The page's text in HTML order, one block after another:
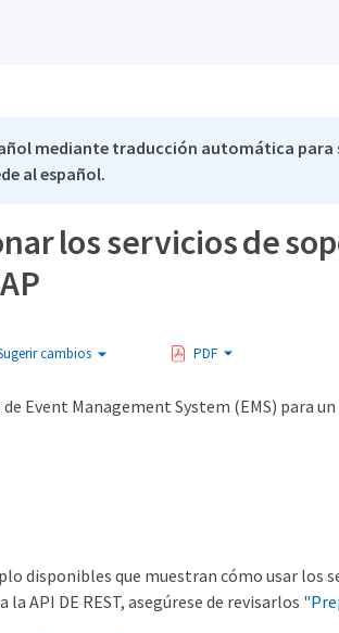
mediante traducción automática para
al español.
los servicios de
cambios PDF
Event Management System (EMS) para un
disponibles que muestran cómo usar los
API DE REST, asegúrese de revisarlos